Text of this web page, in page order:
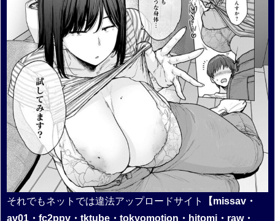
それでもネットでは違法アップロードサイト
【missav・
av01・fc2ppv・tktube・tokyomotion・hitomi・raw・